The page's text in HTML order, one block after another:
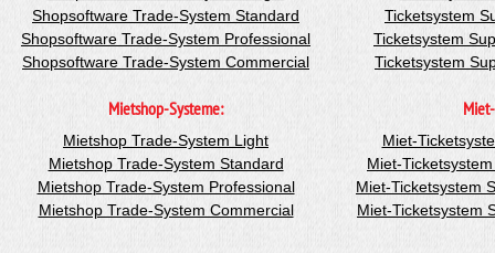
Shopsoftware Trade-System Standard
Shopsoftware Trade-System Professional
Shopsoftware Trade-System Commercial
Mietshop-Systeme:
Mietshop Trade-System Light
Mietshop Trade-System Standard
Mietshop Trade-System Professional
Mietshop Trade-System Commercial
Ticketsystem
Ticketsystem
Ticketsystem
Miet-
Miet-
Miet-Ticketsystem
Miet-Ticketsystem